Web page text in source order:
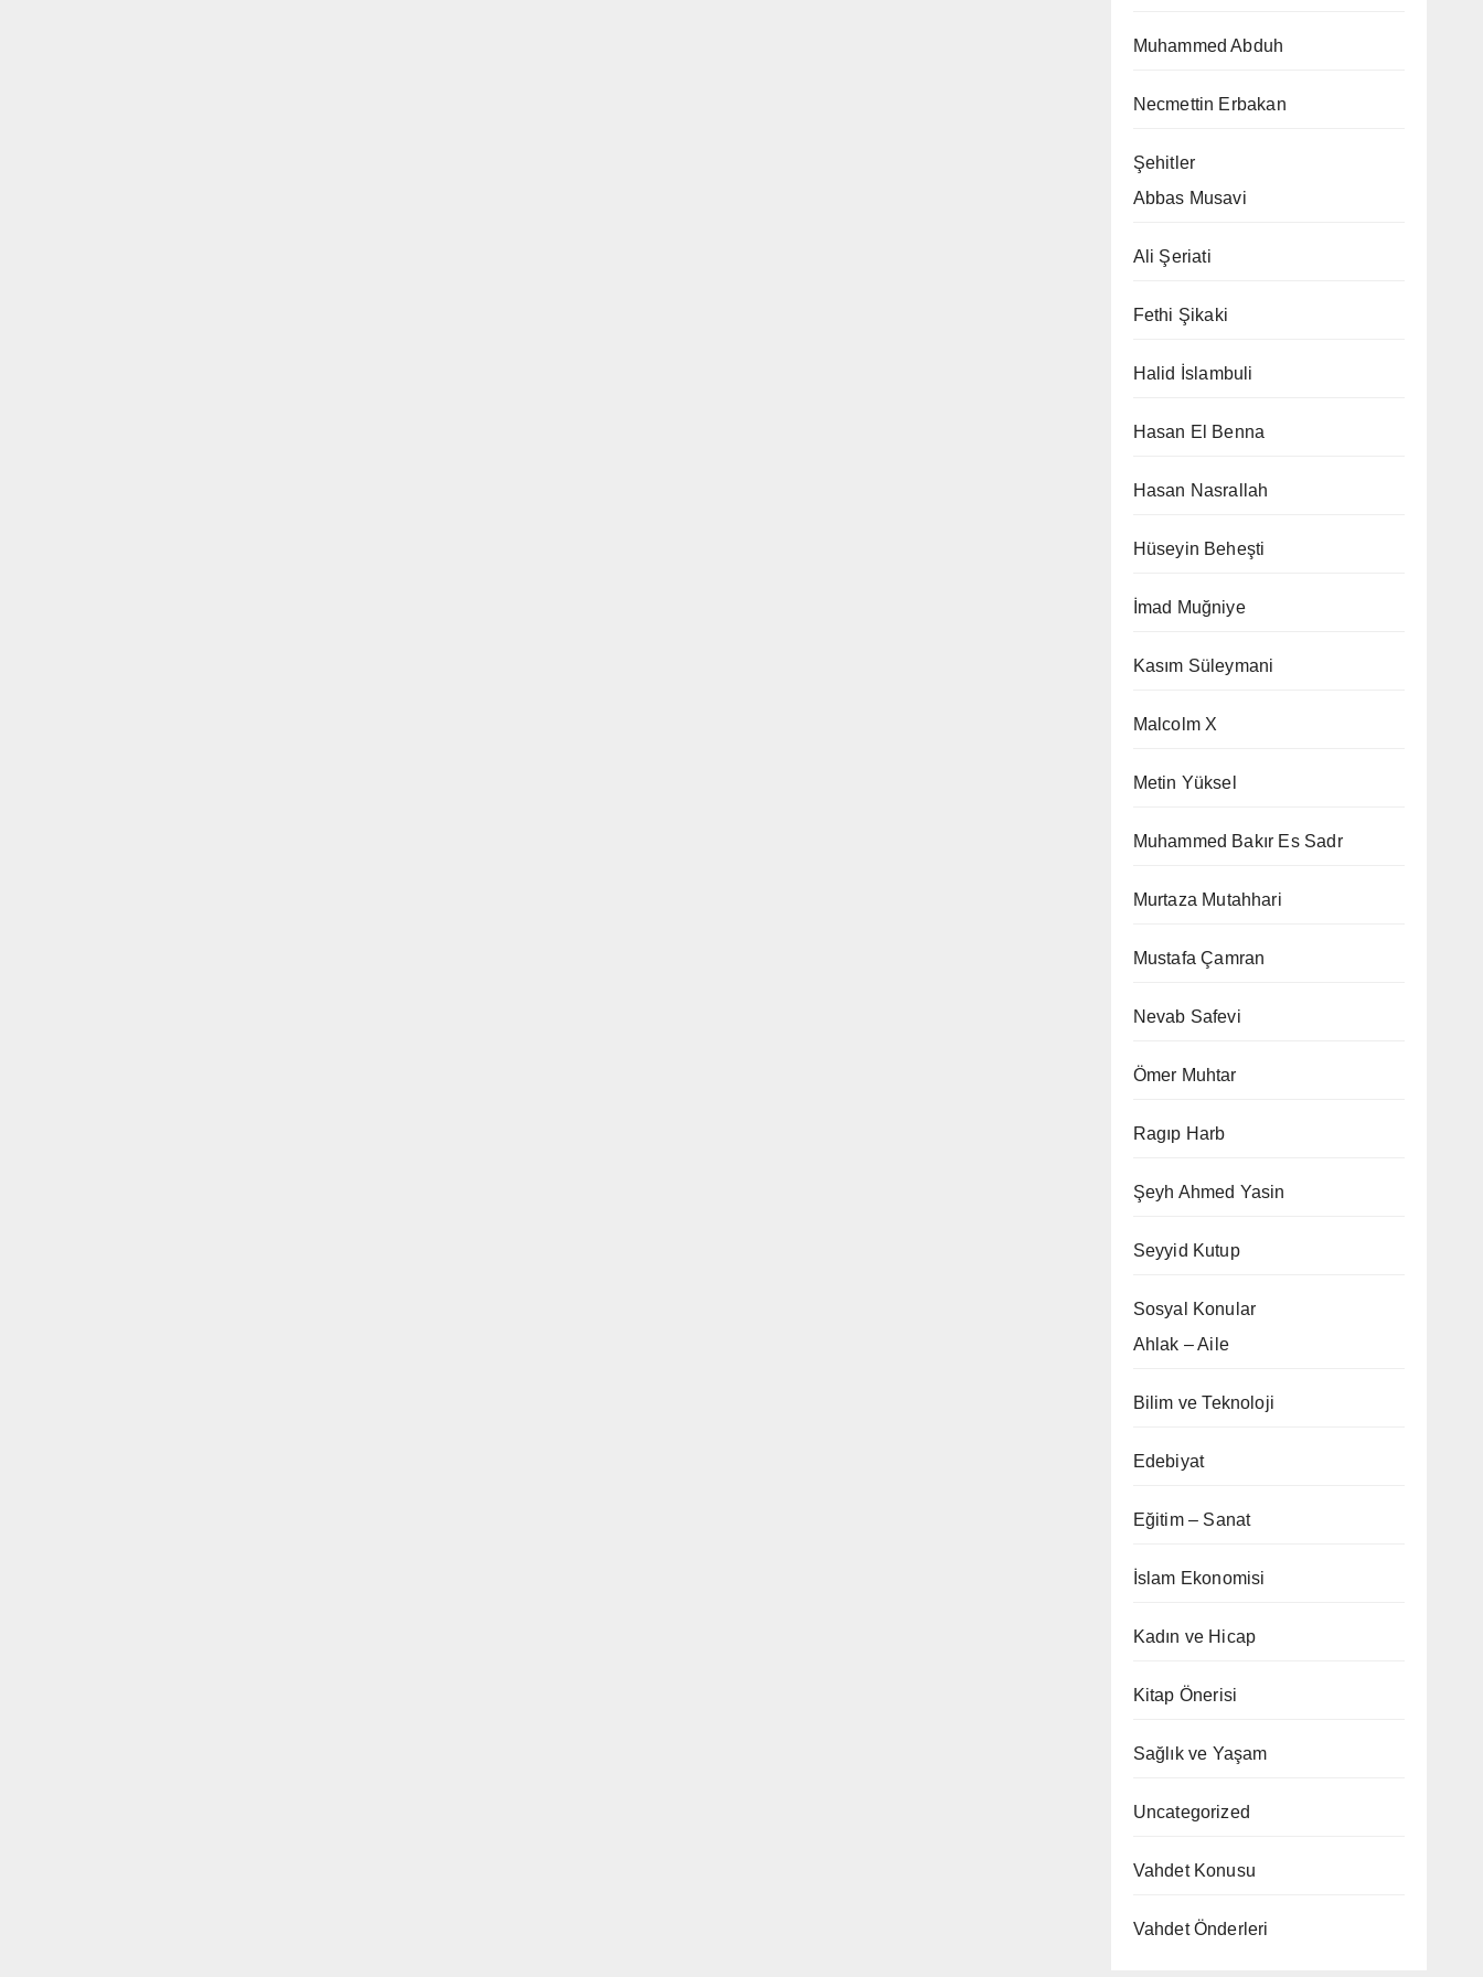
Muhammed Abduh
Necmettin Erbakan
Şehitler
Abbas Musavi
Ali Şeriati
Fethi Şikaki
Halid İslambuli
Hasan El Benna
Hasan Nasrallah
Hüseyin Beheşti
İmad Muğniye
Kasım Süleymani
Malcolm X
Metin Yüksel
Muhammed Bakır Es Sadr
Murtaza Mutahhari
Mustafa Çamran
Nevab Safevi
Ömer Muhtar
Ragıp Harb
Şeyh Ahmed Yasin
Seyyid Kutup
Sosyal Konular
Ahlak – Aile
Bilim ve Teknoloji
Edebiyat
Eğitim – Sanat
İslam Ekonomisi
Kadın ve Hicap
Kitap Önerisi
Sağlık ve Yaşam
Uncategorized
Vahdet Konusu
Vahdet Önderleri